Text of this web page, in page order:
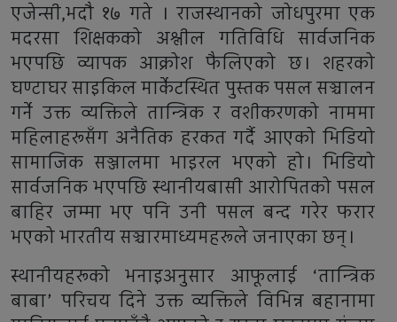
एजेन्सी,भदौ १७ गते । राजस्थानको जोधपुरमा एक
मदरसा शिक्षकको अश्लील गतिविधि सार्वजनिक
भएपछि व्यापक आक्रोश फैलिएको छ। शहरको
घण्टाघर साइकिल मार्केटस्थित पुस्तक पसल सञ्चालन
गर्ने उक्त व्यक्तिले तान्त्रिक र वशीकरणको नाममा
महिलाहरूसँग अनैतिक हरकत गर्दै आएको भिडियो
सामाजिक सञ्जालमा भाइरल भएको हो। भिडियो
सार्वजनिक भएपछि स्थानीयबासी आरोपितको पसल
बाहिर जम्मा भए पनि उनी पसल बन्द गरेर फरार
भएको भारतीय सञ्चारमाध्यमहरूले जनाएका छन्।
स्थानीयहरूको भनाइअनुसार आफूलाई ‘तान्त्रिक
बाबा’ परिचय दिने उक्त व्यक्तिले विभिन्न बहानामा